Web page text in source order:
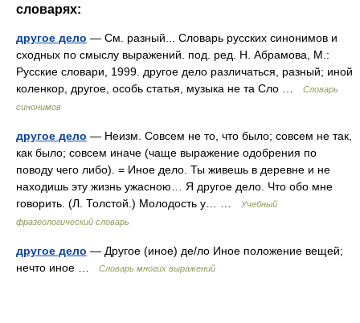
словарях:
другое дело — См. разный... Словарь русских синонимов и
сходных по смыслу выражений. под. ред. Н. Абрамова, М.:
Русские словари, 1999. другое дело различаться, разный; иной
коленкор, другое, особь статья, музыка не та Сло …
Словарь
синонимов
другое дело — Неизм. Совсем не то, что было; совсем не так,
как было; совсем иначе (чаще выражение одобрения по
поводу чего либо). = Иное дело. Ты живешь в деревне и не
находишь эту жизнь ужасною… Я другое дело. Что обо мне
говорить. (Л. Толстой.) Молодость у… …
Учебный
фразеологический словарь
другое дело — Другое (иное) де/ло Иное положение вещей;
нечто иное …
Словарь многих выражений